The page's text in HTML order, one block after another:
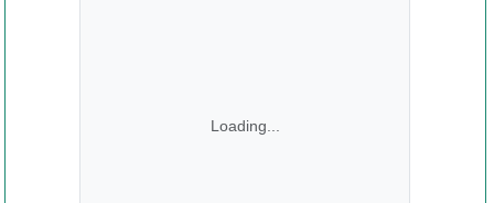
Loading...